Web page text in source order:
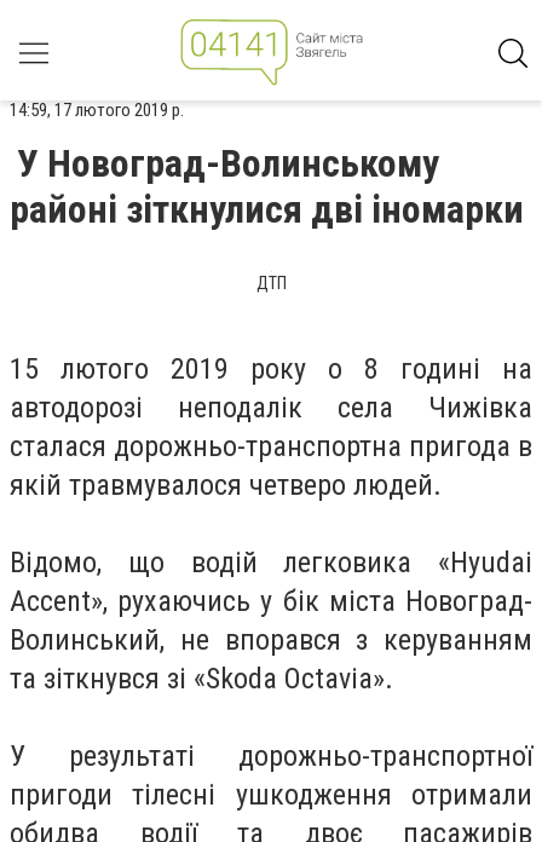
14:59, 17 лютого 2019 р.
У Новоград-Волинському
районі зіткнулися дві іномарки
ДТП
15 лютого 2019 року о 8 годині на
автодорозі неподалік села Чижівка
сталася дорожньо-транспортна пригода в
якій травмувалося четверо людей.
Відомо, що водій легковика «Hyudai
Accent», рухаючись у бік міста Новоград-
Волинський, не впорався з керуванням
та зіткнувся зі «Skoda Octavia».
У результаті дорожньо-транспортної
пригоди тілесні ушкодження отримали
обидва водії та двоє пасажирів